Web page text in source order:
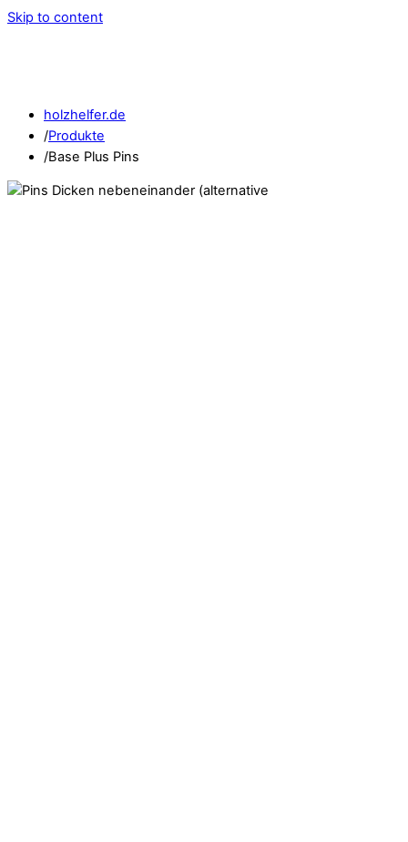
Skip to content
holzhelfer.de
/Produkte
/Base Plus Pins